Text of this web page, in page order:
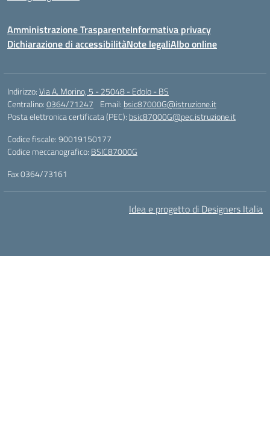
Amministrazione TrasparenteInformativa privacy
Dichiarazione di accessibilitàNote legaliAlbo online
Indirizzo:Via A. Morino, 5 - 25048 - Edolo - BS
Centralino:0364/71247 Email: bsic87000G@istruzione.it
Posta elettronica certificata (PEC): bsic87000G@pec.istruzione.it
Codice fiscale: 90019150177
Codice meccanografico: BSIC87000G
Fax 0364/73161
Idea e progetto di Designers Italia